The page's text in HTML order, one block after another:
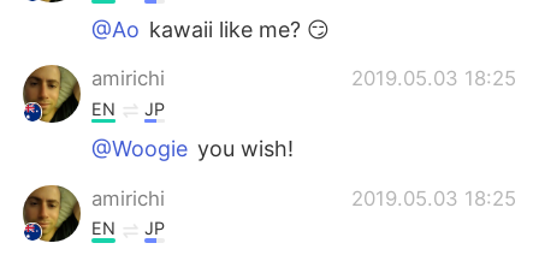
@Ao kawaii like me? 😏
amirichi 2019.05.03 18:25
EN JP
@Woogie you wish!
amirichi 2019.05.03 18:25
EN JP